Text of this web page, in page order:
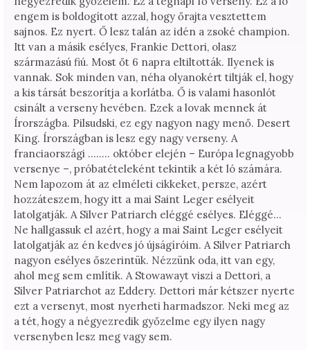
engem is boldogított azzal, hogy őrajta vesztettem
sajnos. Ez nyert. Ő lesz talán az idén a zsoké champion.
Itt van a másik esélyes, Frankie Dettori, olasz
származású fiú. Most őt 6 napra eltiltották. Ilyenek is
vannak. Sok minden van, néha olyanokért tiltják el, hogy
a kis társát beszorítja a korlátba. Ő is valami hasonlót
csinált a verseny hevében. Ezek a lovak mennek át
Írországba. Pilsudski, ez egy nagyon nagy menő. Desert
King. Írországban is lesz egy nagy verseny. A
franciaországi …….. október elején – Európa legnagyobb
versenye –, próbatételeként tekintik a két ló számára.
Nem lapozom át az elméleti cikkeket, persze, azért
hozzáteszem, hogy itt a mai Saint Leger esélyeit
latolgatják. A Silver Patriarch eléggé esélyes. Eléggé…
Ne hallgassuk el azért, hogy a mai Saint Leger esélyeit
latolgatják az én kedves jó újságíróim. A Silver Patriarch
nagyon esélyes őszerintük. Nézzünk oda, itt van egy,
ahol meg sem említik. A Stowawayt viszi a Dettori, a
Silver Patriarchot az Eddery. Dettori már kétszer nyerte
ezt a versenyt, most nyerheti harmadszor. Neki meg az
a tét, hogy a négyezredik győzelme egy ilyen nagy
versenyben lesz meg vagy sem.